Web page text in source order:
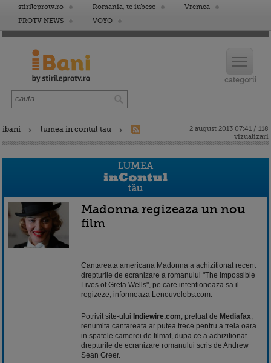
stirileprotv.ro Romania, te iubesc
Vremea
PROTV NEWS
VOYO
ibani lumea in contul tau
2 august 2013 07:41 / 118
vizualizari
Madonna regizeaza un nou
film
Cantareata americana Madonna a achizitionat recent
drepturile de ecranizare a romanului "The Impossible
Lives of Greta Wells", pe care intentioneaza sa il
regizeze, informeaza Lenouvelobs.com.
Potrivit site-ului Indiewire.com , preluat de Mediafax
renumita cantareata ar putea trece pentru a treia oara
in spatele camerei de filmat, dupa ce a achizitionat
drepturile de ecranizare romanului scris de Andrew
Sean Greer.